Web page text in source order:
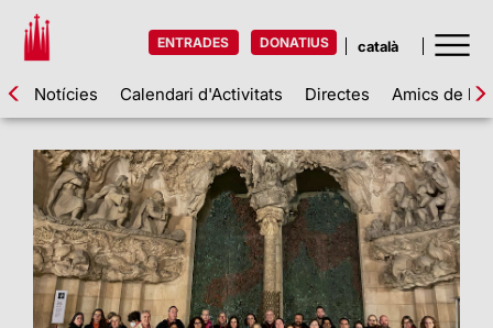
ENTRADES DONATIUS
Notícies Calendari d'Activitats Directes Amics de la